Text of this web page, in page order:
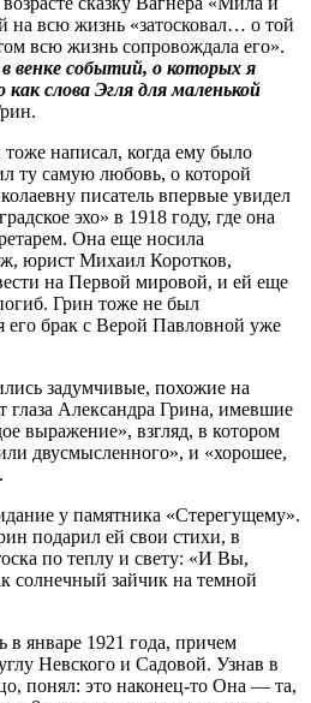
всю жизнь «затосковал… о той
всю жизнь сопровождала его».
венке событий, о которых я
слова Эгля для маленькой
написал, когда ему было
ту самую любовь, о которой
писатель впервые увидел
эхо» в 1918 году, где она
Она еще носила
юрист Михаил Коротков,
на Первой мировой, и ей еще
Грин тоже не был
его брак с Верой Павловной уже
задумчивые, похожие на
глаза Александра Грина, имевшие
выражение», взгляд, в котором
двусмысленного», и «хорошее,
у памятника «Стерегущему».
подарил ей свои стихи, в
по теплу и свету: «И Вы,
солнечный зайчик на темной
в январе 1921 года, причем
Невского и Садовой. Узнав в
понял: это наконец‑то Она — та,